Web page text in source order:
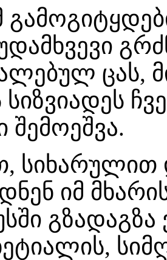
ცას,
სიზვიადეს
შემოეშვა.
სიხარულით
იმ